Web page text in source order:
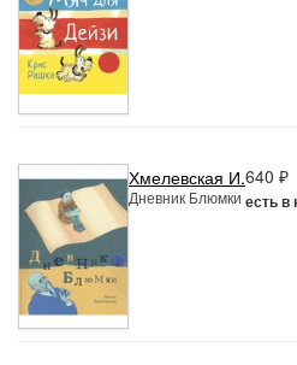
Хмелевская И.
Дневник Блюмки
640 ₽
есть в